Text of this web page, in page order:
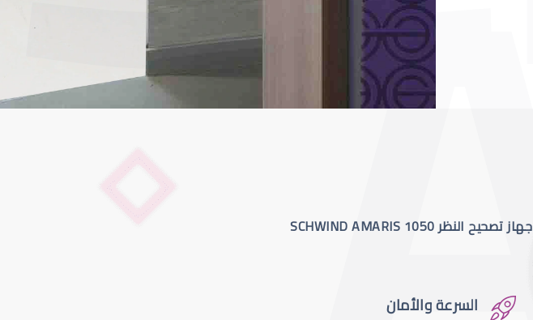
جهاز تصحيح النظر SCHWIND AMARIS 1050
السرعة والأمان